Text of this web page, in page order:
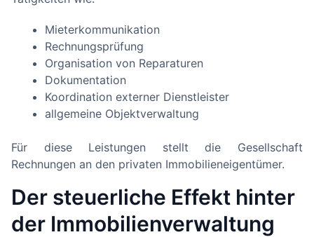
Mieterkommunikation
Rechnungsprüfung
Organisation von Reparaturen
Dokumentation
Koordination externer Dienstleister
allgemeine Objektverwaltung
Für diese Leistungen stellt die Gesellschaft
Rechnungen an den privaten Immobilieneigentümer.
Der steuerliche Effekt hinter
der Immobilienverwaltung